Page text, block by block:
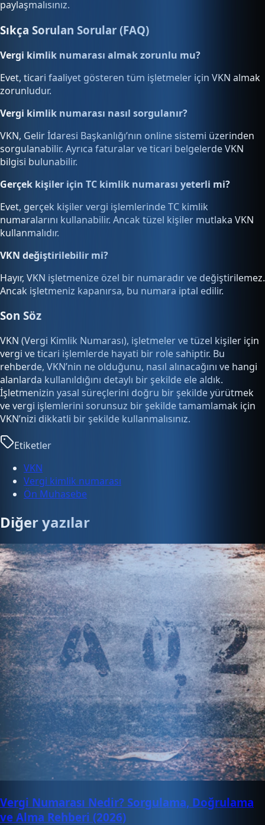
paylaşmalısınız.
Sıkça Sorulan Sorular (FAQ)
Vergi kimlik numarası almak zorunlu mu?
Evet, ticari faaliyet gösteren tüm işletmeler için VKN almak
zorunludur.
Vergi kimlik numarası nasıl sorgulanır?
VKN, Gelir İdaresi Başkanlığı’nın online sistemi üzerinden
sorgulanabilir. Ayrıca faturalar ve ticari belgelerde VKN
bilgisi bulunabilir.
Gerçek kişiler için TC kimlik numarası yeterli mi?
Evet, gerçek kişiler vergi işlemlerinde TC kimlik
numaralarını kullanabilir. Ancak tüzel kişiler mutlaka VKN
kullanmalıdır.
VKN değiştirilebilir mi?
Hayır, VKN işletmenize özel bir numaradır ve değiştirilemez.
Ancak işletmeniz kapanırsa, bu numara iptal edilir.
Son Söz
VKN (Vergi Kimlik Numarası), işletmeler ve tüzel kişiler için
vergi ve ticari işlemlerde hayati bir role sahiptir. Bu
rehberde, VKN’nin ne olduğunu, nasıl alınacağını ve hangi
alanlarda kullanıldığını detaylı bir şekilde ele aldık.
İşletmenizin yasal süreçlerini doğru bir şekilde yürütmek
ve vergi işlemlerini sorunsuz bir şekilde tamamlamak için
VKN’nizi dikkatli bir şekilde kullanmalısınız.
Etiketler
VKN
Vergi kimlik numarası
Ön Muhasebe
Diğer yazılar
Vergi Numarası Nedir? Sorgulama, Doğrulama
ve Alma Rehberi (2026)